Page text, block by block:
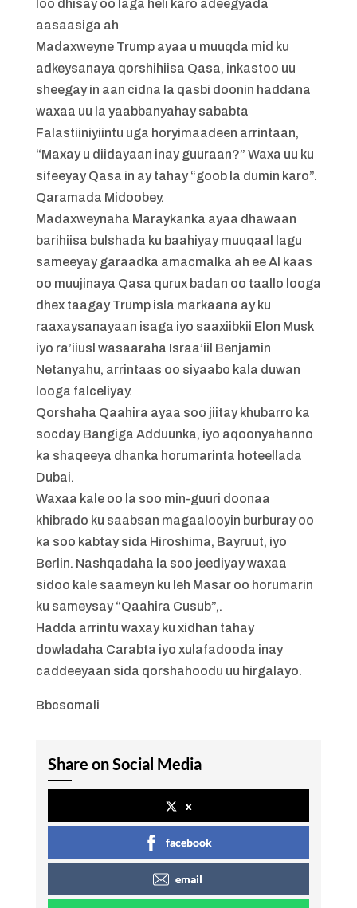
loo dhisay oo laga heli karo adeegyada
aasaasiga ah
Madaxweyne Trump ayaa u muuqda mid ku
adkeysanaya qorshihiisa Qasa, inkastoo uu
sheegay in aan cidna la qasbi doonin haddana
waxaa uu la yaabbanyahay sababta
Falastiiniyiintu uga horyimaadeen arrintaan,
“Maxay u diidayaan inay guuraan?” Waxa uu ku
sifeeyay Qasa in ay tahay “goob la dumin karo”.
Qaramada Midoobey.
Madaxweynaha Maraykanka ayaa dhawaan
barihiisa bulshada ku baahiyay muuqaal lagu
sameeyay garaadka amacmalka ah ee AI kaas
oo muujinaya Qasa qurux badan oo taallo looga
dhex taagay Trump isla markaana ay ku
raaxaysanayaan isaga iyo saaxiibkii Elon Musk
iyo ra’iiusl wasaaraha Israa’iil Benjamin
Netanyahu, arrintaas oo siyaabo kala duwan
looga falceliyay.
Qorshaha Qaahira ayaa soo jiitay khubarro ka
socday Bangiga Adduunka, iyo aqoonyahanno
ka shaqeeya dhanka horumarinta hoteellada
Dubai.
Waxaa kale oo la soo min-guuri doonaa
khibrado ku saabsan magaalooyin burburay oo
ka soo kabtay sida Hiroshima, Bayruut, iyo
Berlin. Nashqadaha la soo jeediyay waxaa
sidoo kale saameyn ku leh Masar oo horumarin
ku sameysay “Qaahira Cusub”,.
Hadda arrintu waxay ku xidhan tahay
dowladaha Carabta iyo xulafadooda inay
caddeeyaan sida qorshahoodu uu hirgalayo.
Bbcsomali
Share on Social Media
x
facebook
email